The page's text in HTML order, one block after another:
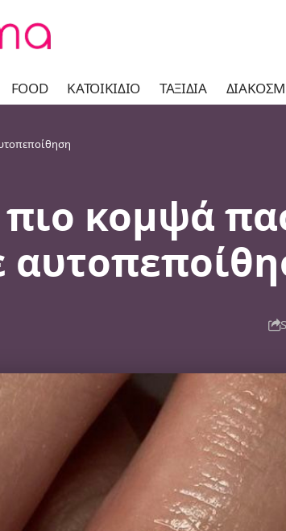
FOOD ΚΑΤΟΙΚΊΔΙΟ ΤΑΞΊΔΙΑ
πιο κομψά